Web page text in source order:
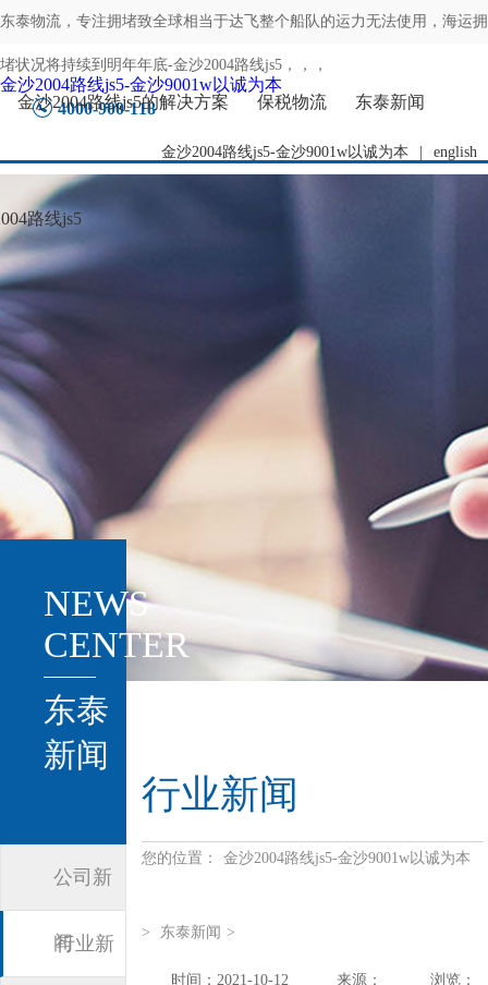
东泰物流，专注拥堵致全球相当于达飞整个船队的运力无法使用，海运拥
堵状况将持续到明年年底-金沙2004路线js5 ，，，
4000-900-118
金沙2004路线js5-金沙9001w以诚为本 english
金沙2004路线js5-金沙9001w以诚为本
金沙2004路线js5的解决方案
保税物流 东泰新闻
路线js5
NEWS
CENTER
东泰
新闻
公司新
闻
行业新
行业新闻
您的位置： 金沙2004路线js5-金沙9001w以诚为本
> 东泰新闻 >
时间：2021-10-12 来源：
浏览：